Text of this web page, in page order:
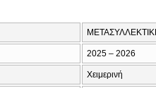
2025 – 2026
Χειμερινή